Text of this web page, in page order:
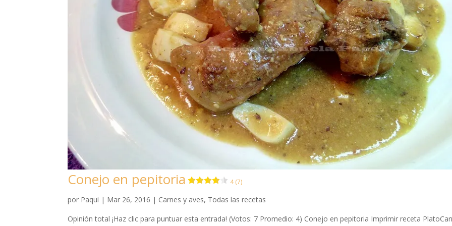
Conejo en pepitoria 4 (7)
por Paqui | Mar 26, 2016 | Carnes y aves, Todas las recetas
Opinión total ¡Haz clic para puntuar esta entrada! (Votos: 7 Promedio: 4) Conejo en pepitoria Imprimir receta